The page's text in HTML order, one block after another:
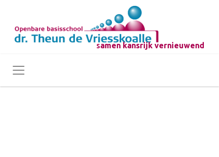
samen kansrijk vernieuwend
Toggle navigation